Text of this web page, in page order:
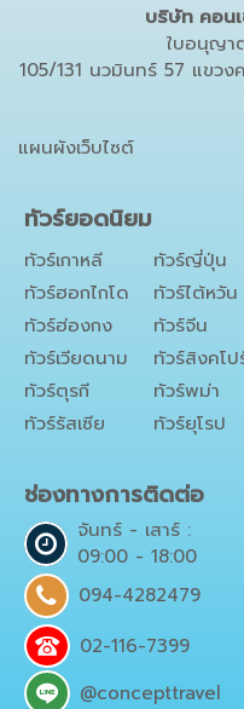
บริษัท คอน
ใบอนุญา
105/131 นวมินทร์ 57 แขว
แผนผังเว็บไซต์
ทัวร์ยอดนิยม
ทัวร์เกาหลี
ทัวร์ฮอกไกโด
ทัวร์ฮ่องกง
ทัวร์เวียดนาม
ทัวร์ตุรกี
ทัวร์รัสเซีย
ทัวร์ญี่ปุ่น
ทัวร์ไต้หวัน
ทัวร์จีน
ทัวร์สิงคโป
ทัวร์พม่า
ทัวร์ยุโรป
ช่องทางการติดต่อ
จันทร์ - เสาร์ :
09:00 - 18:00
094-4282479
02-116-7399
@concepttravel